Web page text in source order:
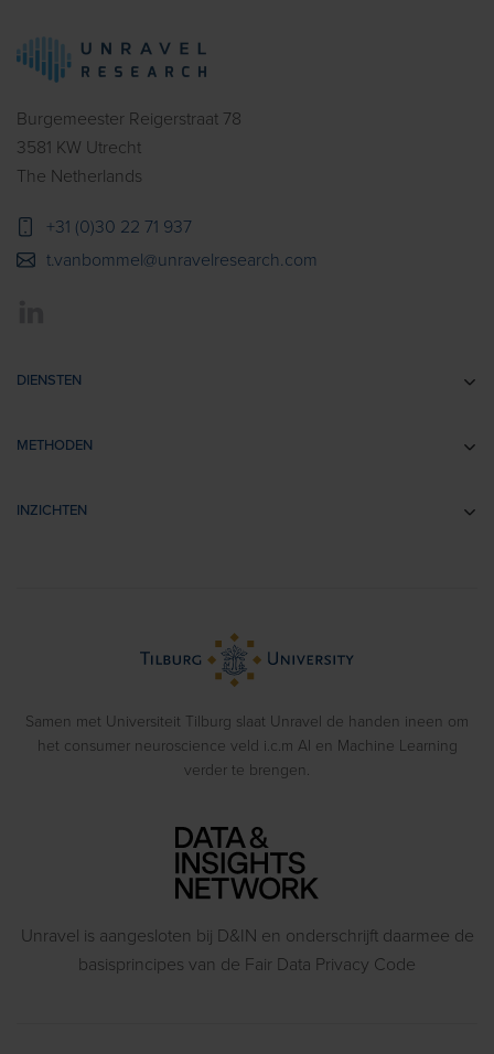
Burgemeester Reigerstraat 78
3581 KW Utrecht
The Netherlands
+31 (0)30 22 71 937
t.vanbommel@unravelresearch.com
DIENSTEN
Retail- & Shopperonderzoek
METHODEN
INZICHTEN
Samen met Universiteit Tilburg slaat Unravel de handen ineen om
het consumer neuroscience veld i.c.m AI en Machine Learning
verder te brengen.
Unravel is aangesloten bij D&IN en onderschrijft daarmee de
basisprincipes van de Fair Data Privacy Code